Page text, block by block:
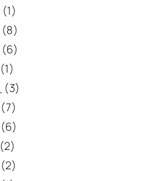
(1)
(8)
(6)
(1)
(3)
(7)
(6)
(2)
(2)